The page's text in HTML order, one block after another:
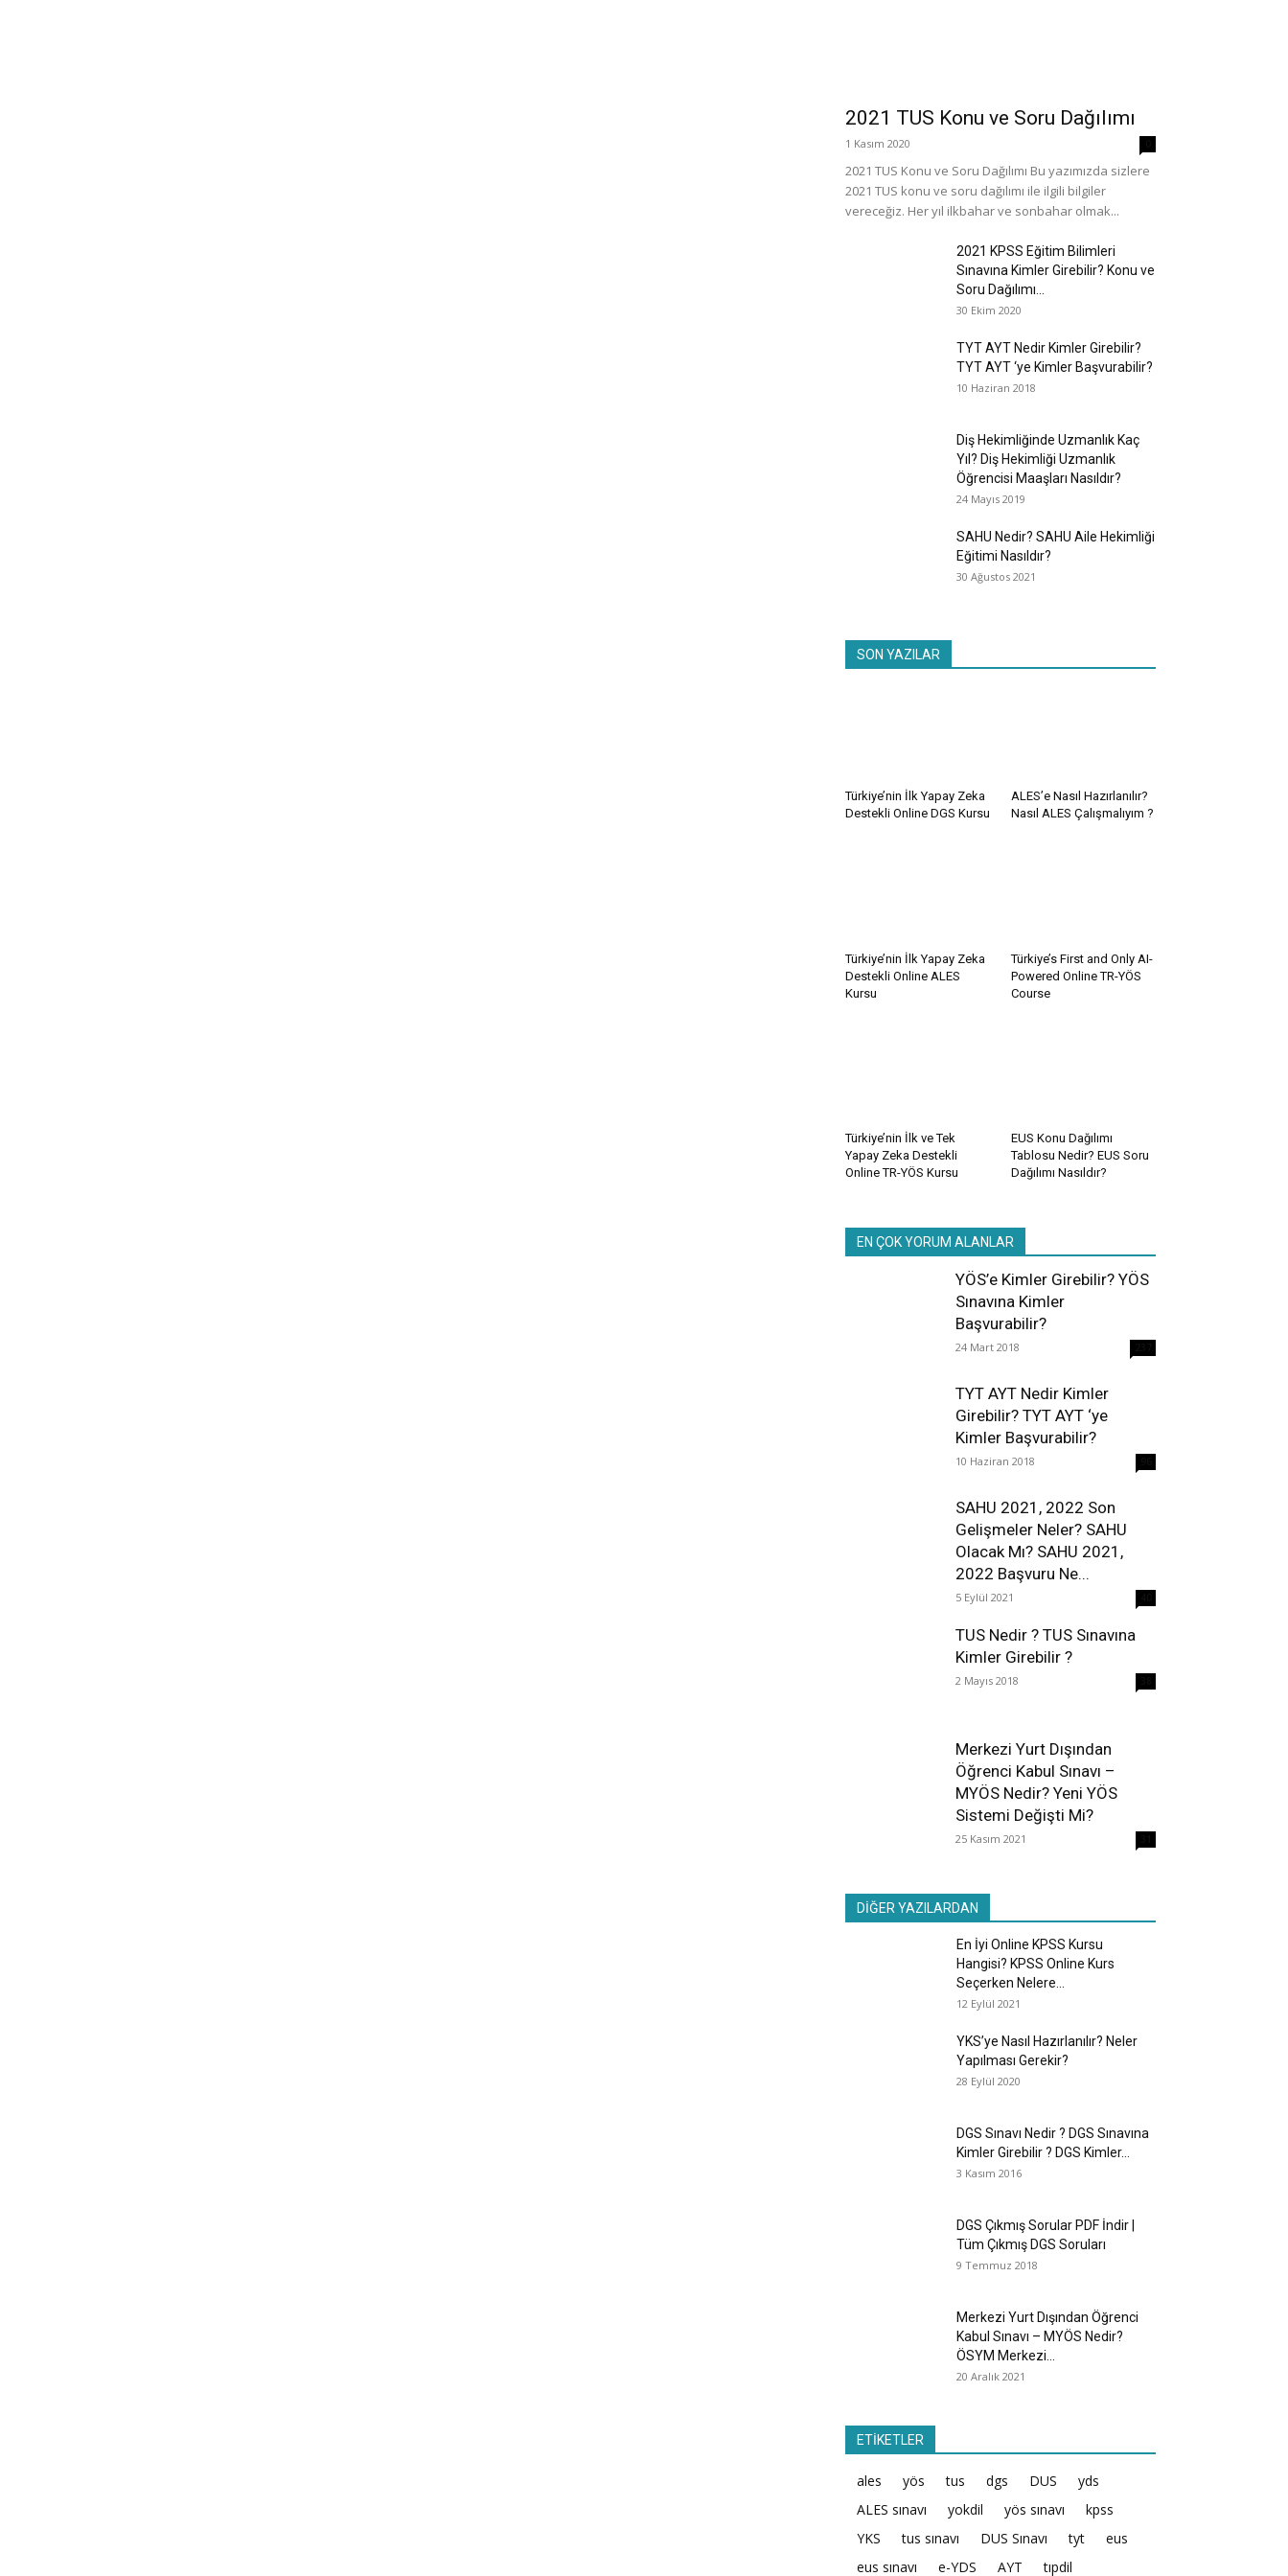
2021 TUS Konu ve Soru Dağılımı
1 Kasım 2020
2021 TUS Konu ve Soru Dağılımı Bu yazımızda sizlere
2021 TUS konu ve soru dağılımı ile ilgili bilgiler
vereceğiz. Her yıl ilkbahar ve sonbahar olmak...
2021 KPSS Eğitim Bilimleri
Sınavına Kimler Girebilir? Konu ve
Soru Dağılımı...
30 Ekim 2020
TYT AYT Nedir Kimler Girebilir?
TYT AYT ‘ye Kimler Başvurabilir?
10 Haziran 2018
Diş Hekimliğinde Uzmanlık Kaç
Yıl? Diş Hekimliği Uzmanlık
Öğrencisi Maaşları Nasıldır?
24 Mayıs 2019
SAHU Nedir? SAHU Aile Hekimliği
Eğitimi Nasıldır?
30 Ağustos 2021
SON YAZILAR
Türkiye’nin İlk Yapay Zeka
Destekli Online DGS Kursu
ALES’e Nasıl Hazırlanılır?
Nasıl ALES Çalışmalıyım ?
Türkiye’nin İlk Yapay Zeka
Destekli Online ALES
Kursu
Türkiye’s First and Only AI-
Powered Online TR-YÖS
Course
Türkiye’nin İlk ve Tek
Yapay Zeka Destekli
Online TR-YÖS Kursu
EUS Konu Dağılımı
Tablosu Nedir? EUS Soru
Dağılımı Nasıldır?
EN ÇOK YORUM ALANLAR
YÖS’e Kimler Girebilir? YÖS
Sınavına Kimler
Başvurabilir?
24 Mart 2018
TYT AYT Nedir Kimler
Girebilir? TYT AYT ‘ye
Kimler Başvurabilir?
10 Haziran 2018
SAHU 2021, 2022 Son
Gelişmeler Neler? SAHU
Olacak Mı? SAHU 2021,
2022 Başvuru Ne...
5 Eylül 2021
TUS Nedir ? TUS Sınavına
Kimler Girebilir ?
2 Mayıs 2018
Merkezi Yurt Dışından
Öğrenci Kabul Sınavı –
MYÖS Nedir? Yeni YÖS
Sistemi Değişti Mi?
25 Kasım 2021
DİĞER YAZILARDAN
En İyi Online KPSS Kursu
Hangisi? KPSS Online Kurs
Seçerken Nelere...
12 Eylül 2021
YKS’ye Nasıl Hazırlanılır? Neler
Yapılması Gerekir?
28 Eylül 2020
DGS Sınavı Nedir ? DGS Sınavına
Kimler Girebilir ? DGS Kimler...
3 Kasım 2016
DGS Çıkmış Sorular PDF İndir |
Tüm Çıkmış DGS Soruları
9 Temmuz 2018
Merkezi Yurt Dışından Öğrenci
Kabul Sınavı – MYÖS Nedir?
ÖSYM Merkezi...
20 Aralık 2021
ETİKETLER
ales yös tus dgs DUS
yds
ALES sınavı
yokdil yös sınavı
kpss
YKS
tus sınavı DUS Sınavı tyt
eus
eus sınavı
e-YDS AYT tıpdil